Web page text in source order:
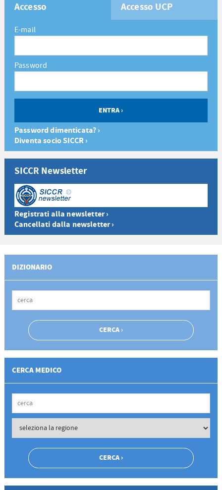
Accesso Accesso UCP
E-mail
Password
Password dimenticata? ›
Diventa socio SICCR ›
SICCR Newsletter
Registrati alla newsletter ›
Cancellati dalla newsletter ›
DIZIONARIO
CERCA MEDICO